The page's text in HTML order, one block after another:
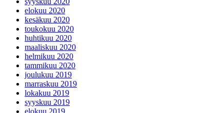
elokuu 2020
kesäkuu 2020
toukokuu 2020
huhtikuu 2020
maaliskuu 2020
helmikuu 2020
tammikuu 2020
joulukuu 2019
marraskuu 2019
lokakuu 2019
syyskuu 2019